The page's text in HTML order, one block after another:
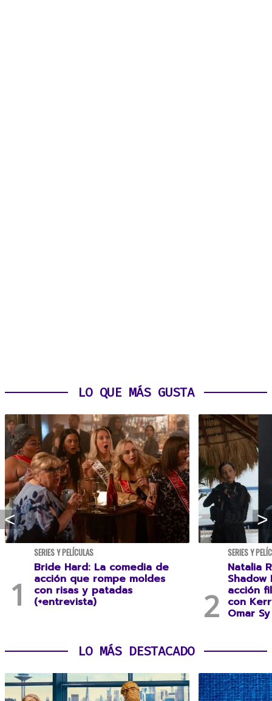
LO QUE MÁS GUSTA
SERIES Y PELÍCULAS
Bride Hard: La comedia de
acción que rompe moldes
con risas y patadas
(+entrevista)
SERIES Y
Natalia
acción
con
Omar
LO MÁS DESTACADO